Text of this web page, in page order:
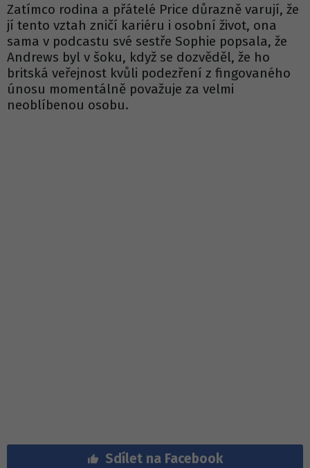
Zatímco rodina a přátelé Price důrazně varují, že
jí tento vztah zničí kariéru i osobní život, ona
sama v podcastu své sestře Sophie popsala, že
Andrews byl v šoku, když se dozvěděl, že ho
britská veřejnost kvůli podezření z fingovaného
únosu momentálně považuje za velmi
neoblíbenou osobu.
Sdílet na Facebook